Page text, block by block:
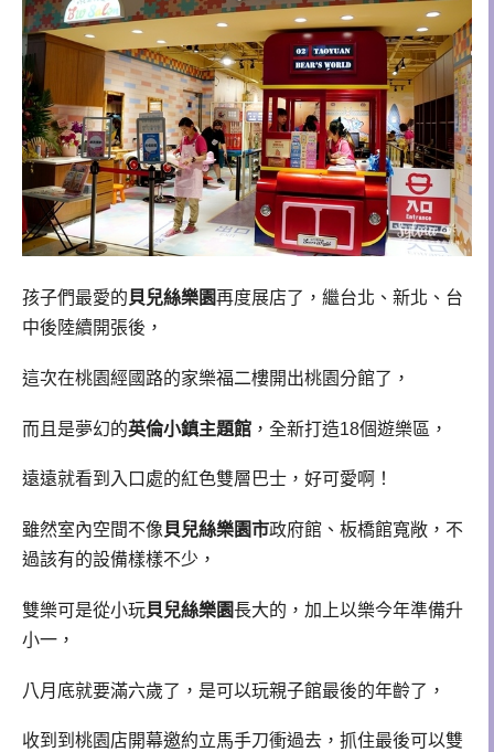
孩子們最愛的貝兒絲樂園再度展店了，繼台北、新北、台
中後陸續開張後，
這次在桃園經國路的家樂福二樓開出桃園分館了，
而且是夢幻的英倫小鎮主題館 ，全新打造18個遊樂區，
遠遠就看到入口處的紅色雙層巴士，好可愛啊！
雖然室內空間不像貝兒絲樂園市政府館、板橋館寬敞，不
過該有的設備樣樣不少，
雙樂可是從小玩貝兒絲樂園長大的，加上以樂今年準備升
小一，
八月底就要滿六歲了，是可以玩親子館最後的年齡了，
收到到桃園店開幕邀約立馬手刀衝過去，抓住最後可以雙